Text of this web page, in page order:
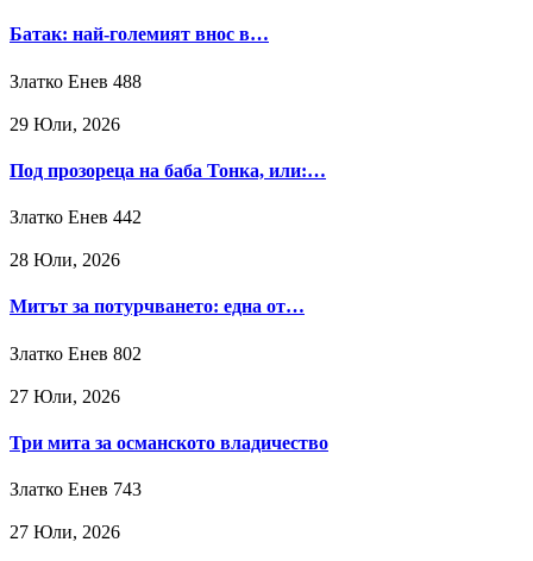
Батак: най-големият внос в…
Златко Енев 488
29 Юли, 2026
Под прозореца на баба Тонка, или:…
Златко Енев 442
28 Юли, 2026
Митът за потурчването: една от…
Златко Енев 802
27 Юли, 2026
Три мита за османското владичество
Златко Енев 743
27 Юли, 2026